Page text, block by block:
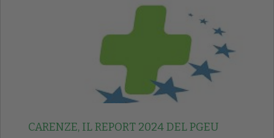
CARENZE, IL REPORT 2024 DEL PGEU